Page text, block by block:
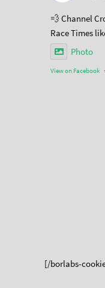
💨 Channel
Race Times
Photo
View on Facebook ·
[/borlabs-